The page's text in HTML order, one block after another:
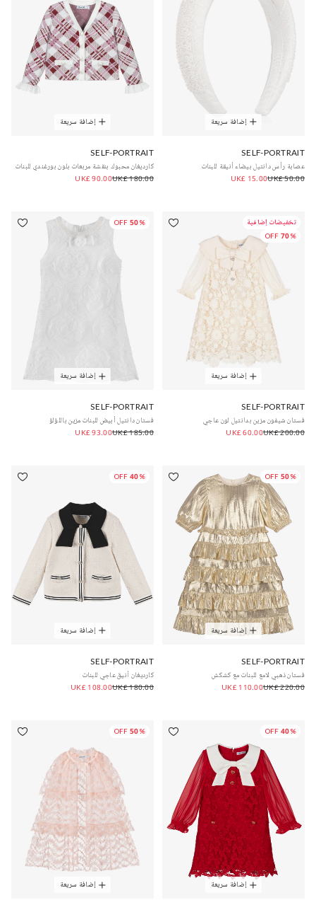
إضافة سريعة
SELF-PORTRAIT
عصابة رأس دانتيل بيضاء أنيقة للبنات
UK£ 50.00
UK£ 15.00
إضافة سريعة
SELF-PORTRAIT
كارديغان محبوك بنقشة مربعات بلون بورغندي للبنات
UK£ 180.00
UK£ 90.00
تخفيضات إضافية
70% OFF
إضافة سريعة
SELF-PORTRAIT
فستان شيفون مزين بدانتيل لون عاجي
UK£ 200.00
UK£ 60.00
50% OFF
إضافة سريعة
SELF-PORTRAIT
فستان دانتيل أبيض للبنات مزين باللؤلؤ
UK£ 185.00
UK£ 93.00
50% OFF
إضافة سريعة
SELF-PORTRAIT
فستان ذهبي لامع للبنات مع كشكش
UK£ 220.00
UK£ 110.00
40% OFF
إضافة سريعة
SELF-PORTRAIT
كارديغان أنيق عاجي للبنات
UK£ 180.00
UK£ 108.00
40% OFF
إضافة سريعة
50% OFF
إضافة سريعة